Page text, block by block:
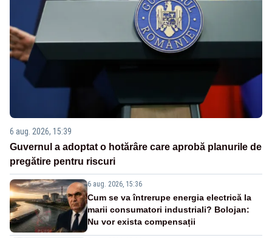
6 aug. 2026, 15:39
Guvernul a adoptat o hotărâre care aprobă planurile de
pregătire pentru riscuri
6 aug. 2026, 15:36
Cum se va întrerupe energia electrică la
marii consumatori industriali? Bolojan:
Nu vor exista compensații